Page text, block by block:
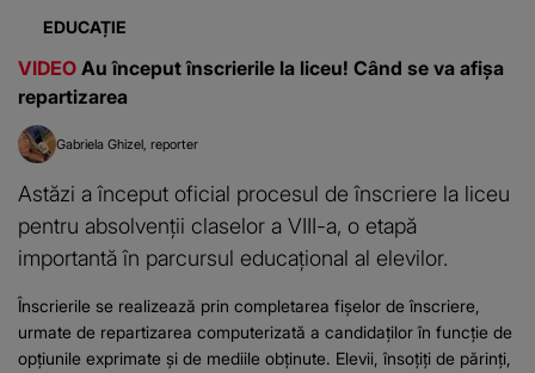
EDUCAȚIE
VIDEO Au început înscrierile la liceu! Când se va afișa
repartizarea
Gabriela Ghizel reporter
Astăzi a început oficial procesul de înscriere la liceu
pentru absolvenții claselor a VIII-a, o etapă
importantă în parcursul educațional al elevilor.
Înscrierile se realizează prin completarea fișelor de înscriere,
urmate de repartizarea computerizată a candidaților în funcție de
opțiunile exprimate și de mediile obținute. Elevii, însoțiți de părinți,